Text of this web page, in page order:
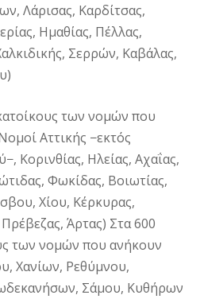
Λάρισας, Καρδίτσας,
Ημαθίας, Πέλλας,
Σερρών, Καβάλας,
των νομών που
Αττικής −εκτός
Κορινθίας, Ηλείας, Αχαΐας,
Φωκίδας, Βοιωτίας,
Χίου, Κέρκυρας,
Άρτας) Στα 600
των νομών που ανήκουν
Χανίων, Ρεθύμνου,
Σάμου, Κυθήρων